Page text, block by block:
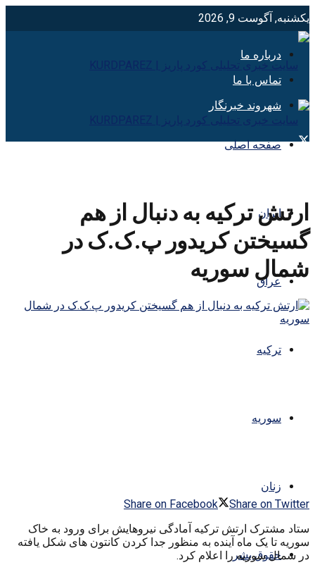
یکشنبه, آگوست 9, 2026
درباره ما
تماس با ما
شهروند خبرنگار
صفحه اصلی
ایران
عراق
ترکیه
سوریه
زنان
حقوق بشر
ارتش ترکیه به دنبال از هم
گسیختن کریدور پ.ک.ک در
شمال سوریه
Share on Facebook
Share on Twitter
ستاد مشترک ارتش ترکیه آمادگی نیروهایش برای ورود به خاک
سوریه تا یک ماه آینده به منظور جدا کردن کانتون های شکل یافته
در شمال سوریه را اعلام کرد.